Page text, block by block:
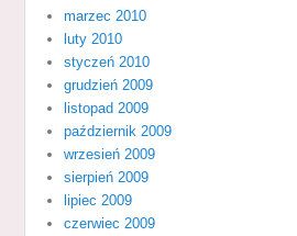
marzec 2010
luty 2010
styczeń 2010
grudzień 2009
listopad 2009
październik 2009
wrzesień 2009
sierpień 2009
lipiec 2009
czerwiec 2009